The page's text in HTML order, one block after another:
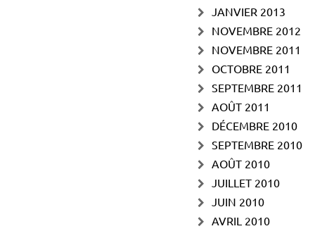
JANVIER 2013
NOVEMBRE 2012
NOVEMBRE 2011
OCTOBRE 2011
SEPTEMBRE 2011
AOÛT 2011
DÉCEMBRE 2010
SEPTEMBRE 2010
AOÛT 2010
JUILLET 2010
JUIN 2010
AVRIL 2010